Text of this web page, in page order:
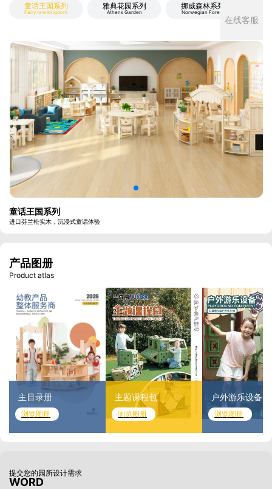
童话王国系列
Fairy tale kingdom
雅典花园系列
Athens Garden
挪威森林系列
Norwegian Forest
童话王国系列
进口芬兰松实木，沉浸式童话体验
产品图册
Product atlas
主目录册
浏览图册
主题课程包
浏览图册
户外游乐设备
浏览图册
提交您的园所设计需求
WORD
在线客服